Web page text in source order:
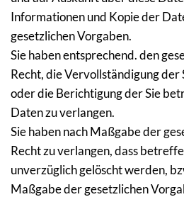
Informationen und Kopie der
gesetzlichen Vorgaben.
Sie haben entsprechend. den
Recht, die Vervollständigung
oder die Berichtigung der Sie
Daten zu verlangen.
Sie haben nach Maßgabe der
Recht zu verlangen, dass
unverzüglich gelöscht werden,
Maßgabe der gesetzlichen